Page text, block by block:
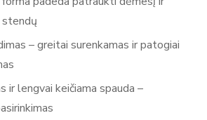
– greitai surenkamas ir patogiai
ir lengvai keičiama spauda –